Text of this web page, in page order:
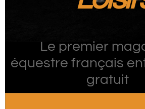
Le premier
équestre français
gratuit